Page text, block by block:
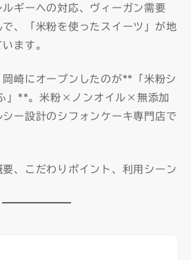
ギーへの対応、ヴィーガン需要
、「米粉を使ったスイーツ」が地
ます。
崎にオープンしたのが**「米粉シ
」**。米粉×ノンオイル×無添加
ー設計のシフォンケーキ専門店で
、こだわりポイント、利用シーン